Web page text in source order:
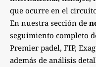
que ocurre en el
En nuestra sección de
seguimiento completo
Premier padel, FIP,
además de análisis